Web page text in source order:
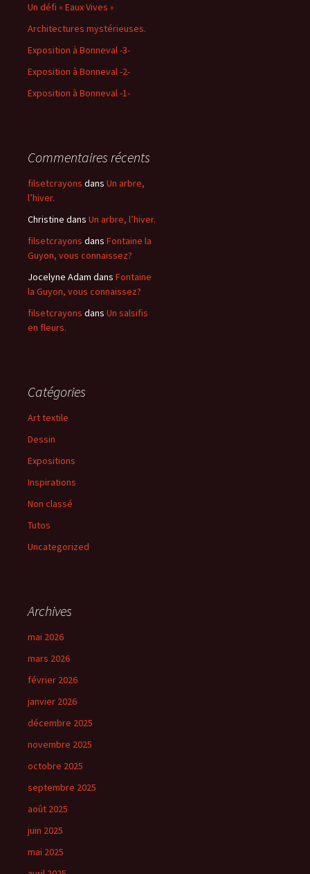
Un défi « Eaux Vives »
Architectures mystérieuses.
Exposition à Bonneval -3-
Exposition à Bonneval -2-
Exposition à Bonneval -1-
Commentaires récents
filsetcrayons dans Un arbre,
l’hiver.
Christine dans Un arbre, l’hiver.
filsetcrayons dans Fontaine la
Guyon, vous connaissez?
Jocelyne Adam dans Fontaine
la Guyon, vous connaissez?
filsetcrayons dans Un salsifis
en fleurs.
Catégories
Art textile
Dessin
Expositions
Inspirations
Non classé
Tutos
Uncategorized
Archives
mai 2026
mars 2026
février 2026
janvier 2026
décembre 2025
novembre 2025
octobre 2025
septembre 2025
août 2025
juin 2025
mai 2025